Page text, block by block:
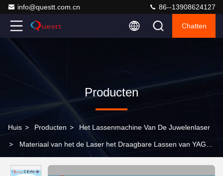
info@questt.com.cn 86--13908624127
Chatten
Producten
Huis > Producten > Het Lassenmachine Van De Juwelenlaser
> Materiaal van het de Laser het Draagbare Lassen van YAG